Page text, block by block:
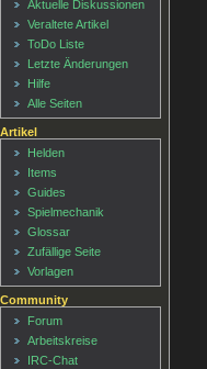
Aktuelle Diskussionen
Veraltete Artikel
ToDo Liste
Letzte Änderungen
Hilfe
Alle Seiten
Artikel
Helden
Items
Guides
Spielmechanik
Glossar
Zufällige Seite
Vorlagen
Community
Forum
Arbeitskreise
IRC-Chat